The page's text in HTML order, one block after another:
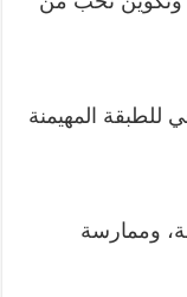
للطبقة المهيمنة
وممارسة